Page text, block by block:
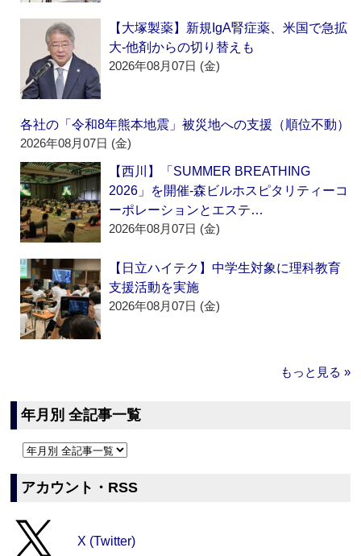
【大塚製薬】新規IgA腎症薬、米国で急拡
大‐他剤からの切り替えも
2026年08月07日 (金)
各社の「令和8年熊本地震」被災地への支援（順位不動）
2026年08月07日 (金)
【西川】「SUMMER BREATHING
2026」を開催‐森ビルホスピタリティーコ
ーポレーションとエステ…
2026年08月07日 (金)
【日立ハイテク】中学生対象に理科教育
支援活動を実施
2026年08月07日 (金)
もっと見る »
年月別 全記事一覧
アカウント・RSS
X (Twitter)